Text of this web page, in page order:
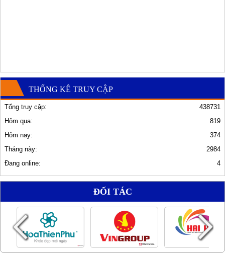
THỐNG KÊ TRUY CẬP
438731
Tổng truy cập:
819
Hôm qua:
374
Hôm nay:
2984
Tháng này:
4
Đang online:
ĐỐI TÁC